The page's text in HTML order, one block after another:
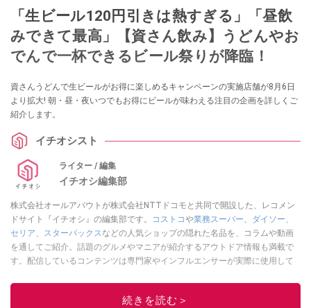
「生ビール120円引きは熱すぎる」「昼飲
みできて最高」【資さん飲み】うどんやお
でんで一杯できるビール祭りが降臨！
資さんうどんで生ビールがお得に楽しめるキャンペーンの実施店舗が8月6日
より拡大! 朝・昼・夜いつでもお得にビールが味わえる注目の企画を詳しくご
紹介します。
イチオシスト
ライター / 編集
イチオシ編集部
株式会社オールアバウトが株式会社NTTドコモと共同で開設した、レコメン
ドサイト『イチオシ』の編集部です。
コストコや業務スーパー、 ダイソー、
セリア、 スターバックスなどの人気ショップの隠れた名品を、コラムや動画
を通してご紹介。話題のグルメやマニアが紹介するアウトドア情報も満載で
す。配信しているコンテンツは専門家やインフルエンサーが実際に使用して
ニュースでフォロー
続きを読む＞